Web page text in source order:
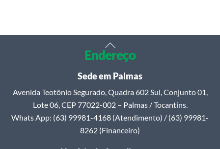
Back
To
Top
Endereço
Sede em Palmas
Avenida Teotônio Segurado, Quadra 602 Sul, Conjunto 01,
Lote 06, CEP 77022-002 – Palmas / Tocantins.
Whats App: (63) 99981-4168 (Atendimento) / (63) 99981-
8262 (Financeiro)